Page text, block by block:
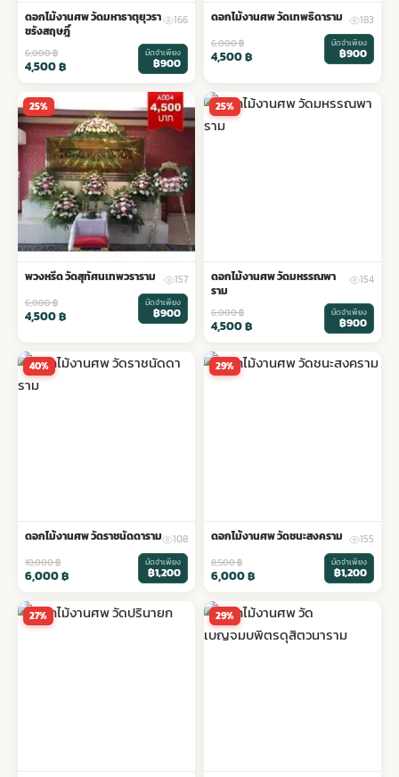
ดอกไม้งานศพ วัดมหาธาตุยุวรา
ชรังสฤษฎิ์
166
6,000฿
4,500฿
มัดจำเพียง
฿900
ดอกไม้งานศพ วัดเทพธิดาราม 183
6,000฿
4,500฿
มัดจำเพียง
฿900
25%
พวงหรีด วัดสุทัศนเทพวราราม 157
6,000฿
4,500฿
มัดจำเพียง
฿900
25%
ดอกไม้งานศพ วัดมหรรณพา
ราม
154
6,000฿
4,500฿
มัดจำเพียง
฿900
40%
ดอกไม้งานศพ วัดราชนัดดาราม 108
10,000฿
6,000฿
มัดจำเพียง
฿1,200
29%
ดอกไม้งานศพ วัดชนะสงคราม 155
8,500฿
6,000฿
มัดจำเพียง
฿1,200
27% 29%